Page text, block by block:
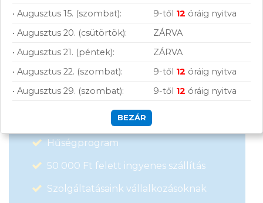
Vásárolj nálunk!
Nagy raktárkészlet
Garanciavállalás
Hűségprogram
50 000 Ft felett ingyenes szállítás
Szolgáltatásaink vállalkozásoknak
• Augusztus 15. (szombat):
9-től 12 óráig nyitva
• Augusztus 20. (csütörtök):
ZÁRVA
• Augusztus 21. (péntek):
ZÁRVA
• Augusztus 22. (szombat):
9-től 12 óráig nyitva
• Augusztus 29. (szombat):
9-től 12 óráig nyitva
BEZÁR